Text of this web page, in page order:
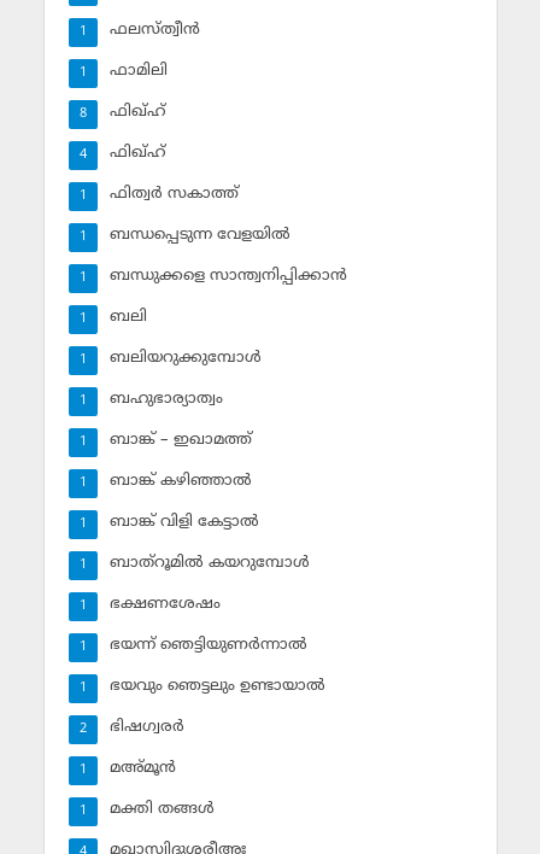
ഫലസ്ത്വീൻ
1
ഫാമിലി
1
ഫിഖ്ഹ്
8
ഫിഖ്ഹ്‌
4
ഫിത്വര്‍ സകാത്ത്‌
1
ബന്ധപ്പെടുന്ന വേളയില്‍
1
ബന്ധുക്കളെ സാന്ത്വനിപ്പിക്കാന്‍
1
ബലി
1
ബലിയറുക്കുമ്പോള്‍
1
ബഹുഭാര്യാത്വം
1
ബാങ്ക് – ഇഖാമത്ത്
1
ബാങ്ക് കഴിഞ്ഞാല്‍
1
ബാങ്ക് വിളി കേട്ടാല്‍
1
ബാത്‌റൂമില്‍ കയറുമ്പോള്‍
1
ഭക്ഷണശേഷം
1
ഭയന്ന് ഞെട്ടിയുണര്‍ന്നാല്‍
1
ഭയവും ഞെട്ടലും ഉണ്ടായാല്‍
1
ഭിഷഗ്വരര്‍
2
മഅ്മൂന്‍
1
മക്തി തങ്ങള്‍
1
മഖാസ്വിദുശ്ശരീഅഃ